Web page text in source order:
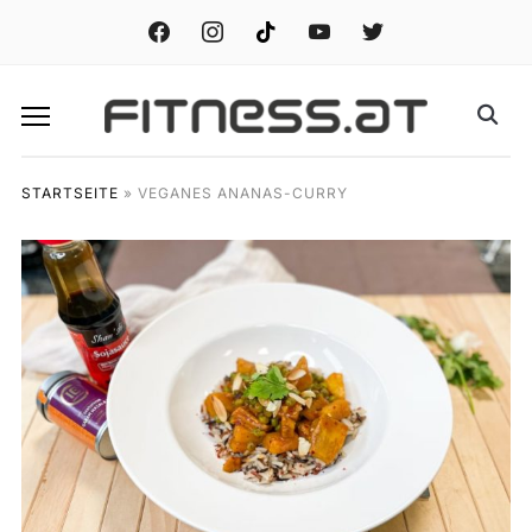
facebook instagramtiktok youtube twitter
STARTSEITE » VEGANES ANANAS-CURRY